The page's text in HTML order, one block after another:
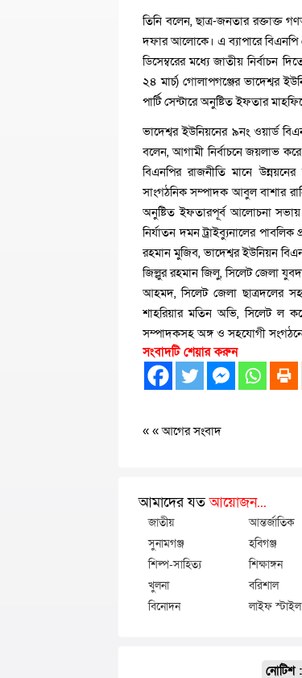
তিনি বলেন, ছাত্র-জনতার রক্তাক্ত
দফার আলোকে। এ ব্যাপারে বিএনপি
ডিসেম্বরের মধ্যে জাতীয় নির্বাচন
২৪ মার্চ) গোলাপগঞ্জের ভাদেশ্বর
পার্টি সেন্টারে অনুষ্টিত ইফতার
ভাদেশ্বর ইউনিয়নের ৯নং ওয়ার্ড
বলেন, আগামী নির্বাচনে জয়লাভ
বিএনপির রাজনীতি মানে
সাংগঠনিক সম্পাদক আবুল বাশার
অনুষ্টিত ইফতারপূর্ব আলোচনা সভায়
নির্যাতন দমন ট্রাইব্যুনালের
রহমান মুজিব, ভাদেশ্বর ইউনিয়ন
জিল্লুর রহমান জিলু, সিলেট জেলা
আহমদ, সিলেট জেলা ছাত্রদলের
শাহরিয়ার মতিন অভি, সিলেট ল
সম্পাদকসহ অঙ্গ ও সহযোগী
সংবাদটি শেয়ার করুন
« «আগের সংবাদ
আমাদের যতআয়োজন...
জাতীয় আন্তর্জাতিক
সুনামগঞ্জ
হবিগঞ্জ
শিল্প-সাহিত্য
শিক্ষাঙ্গন
খুলনা
বরিশাল
বিনোদন
লাইফ স্টাইল
নোটিশ :